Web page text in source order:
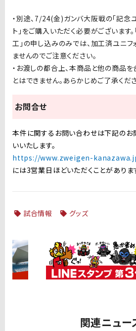
・別途、7/24(金)ガンバ大阪戦の「記念
ト」をご購入いただく必要がございます
工」の申し込みのみでは、加工済ユニ
ませんのでご注意ください。
・お渡しの都合上、本商品と他の商品
とはできません。あらかじめご了承くださ
お問合せ
本件に関するお問い合わせは下記のお
いいたします。
https://www.zweigen-
には3営業日ほどいただくことがありま
試合情報 グッズ
関連ニュー